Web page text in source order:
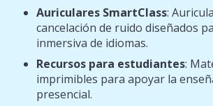
Auriculares SmartClass:
cancelación de ruido diseñados
inmersiva de idiomas.
Recursos para estudiantes:
imprimibles para apoyar la
presencial.